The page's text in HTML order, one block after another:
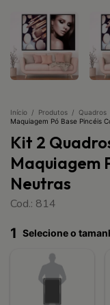
Início / Produtos / Quadros
Maquiagem Pó Base Pincéis
Kit 2
Maquiagem
Neutras
Cod.: 814
1 Selecione o